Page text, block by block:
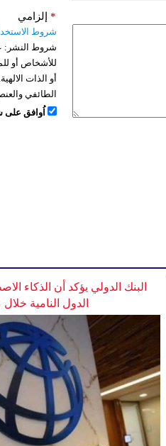
إلزامي *
شروط
شروط النشر:
للأشخاص أو
أو الذات
الطائفي
اُوافق على
البنك الدولي يؤكد أن الذكاء
الدول النامية